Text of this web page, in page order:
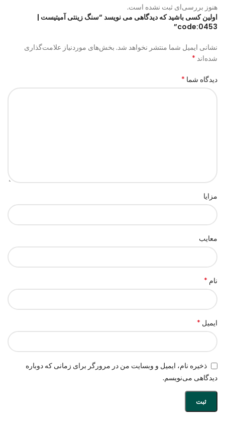
هنوز بررسی‌ای ثبت نشده است.
اولین کسی باشید که دیدگاهی می نویسد “سنگ زینتی آمیتیست |
code:0453”
نشانی ایمیل شما منتشر نخواهد شد. بخش‌های موردنیاز علامت‌گذاری
شده‌اند *
دیدگاه شما *
مزایا
معایب
نام *
ایمیل *
ذخیره نام، ایمیل و وبسایت من در مرورگر برای زمانی که دوباره
دیدگاهی می‌نویسم.